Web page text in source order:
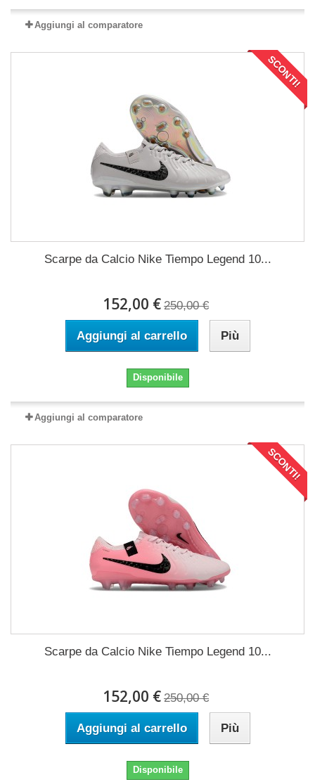
Aggiungi al comparatore
SCONTI!
Scarpe da Calcio Nike Tiempo Legend 10...
152,00 € 250,00 €
Aggiungi al carrello Più
Disponibile
Aggiungi al comparatore
SCONTI!
Scarpe da Calcio Nike Tiempo Legend 10...
152,00 € 250,00 €
Aggiungi al carrello Più
Disponibile